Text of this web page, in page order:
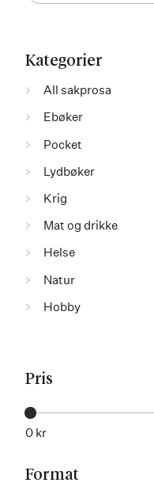
Filtrer
Filter
Kategorier
All sakprosa
Ebøker
Pocket
Lydbøker
Krig
Mat og drikke
Helse
Natur
Hobby
Pris
0 kr
Format